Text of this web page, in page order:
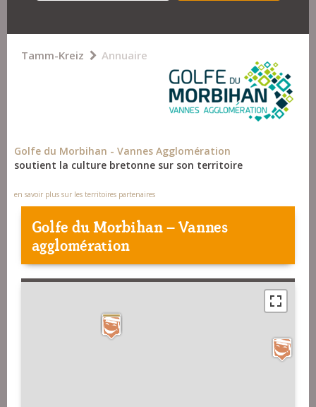
Tamm-Kreiz Annuaire
Golfe du Morbihan - Vannes Agglomération
soutient la culture bretonne sur son territoire
en savoir plus sur les territoires partenaires
Golfe du Morbihan – Vannes
agglomération